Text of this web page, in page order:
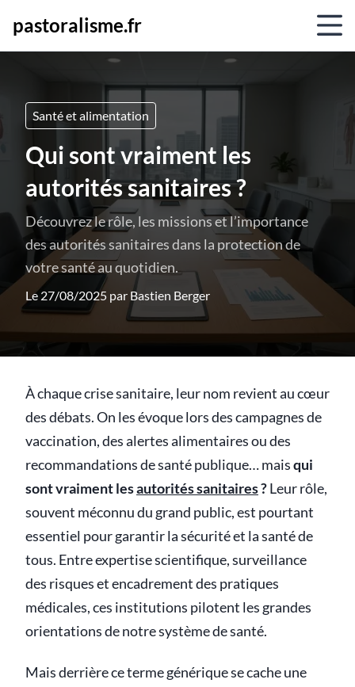
pastoralisme.fr
Santé et alimentation
Qui sont vraiment les
autorités sanitaires ?
Découvrez le rôle, les missions et l’importance
des autorités sanitaires dans la protection de
votre santé au quotidien.
Le 27/08/2025 par Bastien Berger
À chaque crise sanitaire, leur nom revient au cœur
des débats. On les évoque lors des campagnes de
vaccination, des alertes alimentaires ou des
recommandations de santé publique… maisqui
sont vraiment lesautorités sanitaires?Leur rôle,
souvent méconnu du grand public, est pourtant
essentiel pour garantir la sécurité et la santé de
tous. Entre expertise scientifique, surveillance
des risques et encadrement des pratiques
médicales, ces institutions pilotent les grandes
orientations de notre système de santé.
Mais derrière ce terme générique se cache une